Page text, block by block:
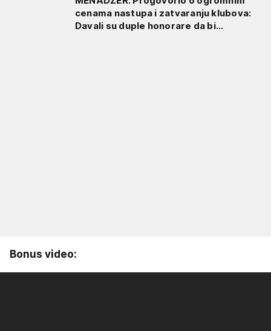
cenama nastupa i zatvaranju klubova:
Davali su duple honorare da bi...
Bonus video: